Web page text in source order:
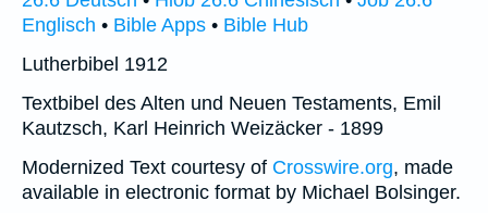
Englisch • Bible Apps • Bible Hub
Lutherbibel 1912
Textbibel des Alten und Neuen Testaments, Emil
Kautzsch, Karl Heinrich Weizäcker - 1899
Modernized Text courtesy of Crosswire.org, made
available in electronic format by Michael Bolsinger.